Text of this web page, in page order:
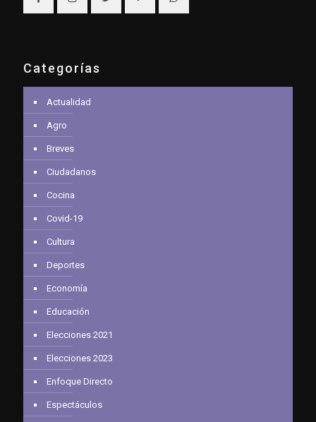
Categorías
Actualidad
Agro
Breves
Ciudadanos
Cocina
Covid-19
Cultura
Deportes
Economía
Educación
Elecciones 2021
Elecciones 2023
Enfoque Directo
Espectáculos